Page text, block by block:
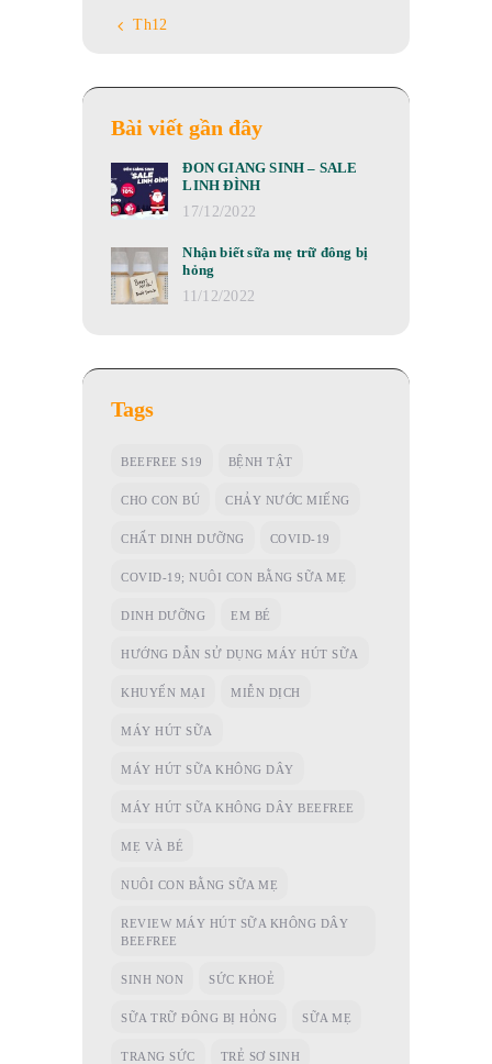
« Th12
Bài viết gần đây
ĐÓN GIÁNG SINH – SALE
LINH ĐÌNH
17/12/2022
Nhận biết sữa mẹ trữ đông bị
hỏng
11/12/2022
Tags
BEEFREE S19 BỆNH TẬT
CHO CON BÚ CHẢY NƯỚC MIẾNG
CHẤT DINH DƯỠNG COVID-19
COVID-19; NUÔI CON BẰNG SỮA MẸ
DINH DƯỠNG EM BÉ
HƯỚNG DẪN SỬ DỤNG MÁY HÚT SỮA
KHUYẾN MẠI MIỄN DỊCH
MÁY HÚT SỮA
MÁY HÚT SỮA KHÔNG DÂY
MÁY HÚT SỮA KHÔNG DÂY BEEFREE
MẸ VÀ BÉ
NUÔI CON BẰNG SỮA MẸ
REVIEW MÁY HÚT SỮA KHÔNG DÂY
BEEFREE
SINH NON SỨC KHOẺ
SỮA TRỮ ĐÔNG BỊ HỎNG SỮA MẸ
TRANG SỨC TRẺ SƠ SINH